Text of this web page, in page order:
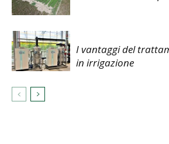
I vantaggi del
in irrigazione